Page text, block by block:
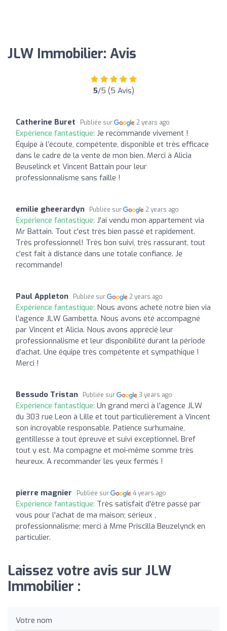
JLW Immobilier: Avis
5/5 (5 Avis)
Catherine Buret Publiée sur 2 years ago
Expérience fantastique: Je recommande vivement !
Équipe à l’écoute, compétente, disponible et très efficace
dans le cadre de la vente de mon bien. Merci à Alicia
Beuselinck et Vincent Battain pour leur
professionnalisme sans faille !
emilie gheerardyn Publiée sur 2 years ago
Expérience fantastique: J'ai vendu mon appartement via
Mr Battain. Tout c'est très bien passé et rapidement.
Très professionnel! Très bon suivi, très rassurant, tout
c'est fait à distance dans une totale confiance. Je
recommande!
Paul Appleton Publiée sur 2 years ago
Expérience fantastique: Nous avons acheté notre bien via
l’agence JLW Gambetta. Nous avons été accompagné
par Vincent et Alicia. Nous avons apprécié leur
professionnalisme et leur disponibilité durant la période
d’achat. Une équipe très compétente et sympathique !
Merci !
Bessudo Tristan Publiée sur 3 years ago
Expérience fantastique: Un grand merci à l'agence JLW
du 303 rue Leon à Lille et tout particulièrement à Vincent
son incroyable responsable. Patience surhumaine,
gentillesse à tout épreuve et suivi exceptionnel. Bref
tout y est. Ma compagne et moi-même somme très
heureux. A recommander les yeux fermés !
pierre magnier Publiée sur 4 years ago
Expérience fantastique: Très satisfait d'être passé par
vous pour l'achat de ma maison; sérieux ,
professionnalisme; merci à Mme Priscilla Beuzelynck en
particulier.
Laissez votre avis sur JLW
Immobilier :
Votre nom